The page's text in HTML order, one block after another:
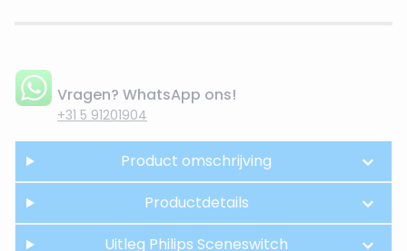
Vragen? WhatsApp ons!
+31 5 91201904
Product omschrijving
Productdetails
Uitleg Philips Sceneswitch